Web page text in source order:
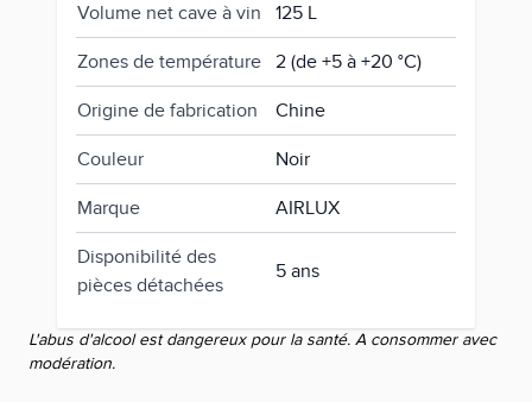
Volume net cave à vin 125 L
Zones de température 2 (de +5 à +20 °C)
Origine de fabrication Chine
Couleur Noir
Marque AIRLUX
Disponibilité des
pièces détachées
5 ans
L'abus d'alcool est dangereux pour la santé. A consommer avec
modération.